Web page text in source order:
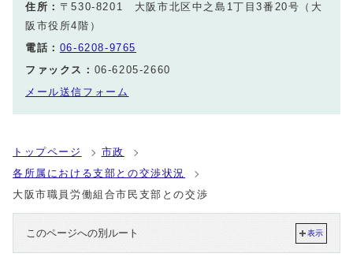
住所： 〒530-8201 大阪市北区中之島1丁目3番20号（大
阪市役所4階）
電話： 06-6208-9765
ファックス： 06-6205-2660
メール送信フォーム
トップページ
市政
各所属における支部との交渉状況
大阪市職員労働組合市民支部との交渉
このページへの別ルート 表示